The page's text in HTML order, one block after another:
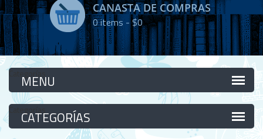
CANASTA DE COMPRAS
0items -$0
Categorías
Categorías